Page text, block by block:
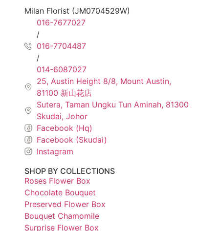
Milan Florist (JM0704529W)
016-7677027
/
016-7704487
/
014-6087027
25, Austin Height 8/8, Mount Austin,
81100 新山花店
Sutera, Taman Ungku Tun Aminah, 81300
Skudai, Johor
Facebook (Hq)
Facebook (Skudai)
Instagram
SHOP BY COLLECTIONS
Roses Flower Box
Chocolate Bouquet
Preserved Flower Box
Bouquet Chamomile
Surprise Flower Box